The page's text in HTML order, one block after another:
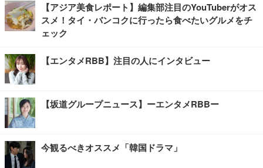
【アジア美食レポート】編集部注目のYouTuberがオス
スメ！タイ・バンコクに行ったら食べたいグルメをチ
ェック
【エンタメRBB】注目の人にインタビュー
【坂道グループニュース】ーエンタメRBBー
今観るべきオススメ「韓国ドラマ」